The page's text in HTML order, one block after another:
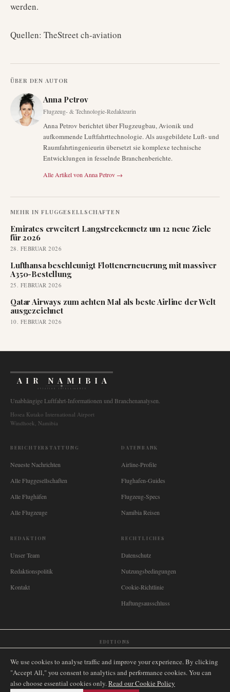
werden.
Quellen: TheStreet ch-aviation
ÜBER DEN AUTOR
Anna Petrov
Flugzeug- & Technologie-Redakteurin
Anna Petrov berichtet über Flugzeugbau, Avionik und
aufkommende Luftfahrttechnologie. Als ausgebildete Luft- und
Raumfahrtingenieurin übersetzt sie komplexe technische
Entwicklungen in fesselnde Branchenberichte.
Alle Artikel von Anna Petrov →
MEHR IN FLUGGESELLSCHAFTEN
Emirates erweitert Langstreckennetz um 12 neue Ziele
für 2026
28. FEBRUAR 2026
Lufthansa beschleunigt Flottenerneuerung mit massiver
A350-Bestellung
25. FEBRUAR 2026
Qatar Airways zum achten Mal als beste Airline der Welt
ausgezeichnet
10. FEBRUAR 2026
AIR NAMIBIA
AVIATION INTELLIGENCE
Unabhängige Luftfahrt-Informationen und Branchenanalysen.
Hosea Kutako International Airport
Windhoek, Namibia
BERICHTERSTATTUNG
Neueste Nachrichten
Alle Fluggesellschaften
Alle Flughäfen
Alle Flugzeuge
DATENBANK
Airline-Profile
Flughafen-Guides
Flugzeug-Specs
Namibia Reisen
REDAKTION
Unser Team
Redaktionspolitik
Kontakt
RECHTLICHES
Datenschutz
Nutzungsbedingungen
Cookie-Richtlinie
Haftungsausschluss
EDITIONS
🇿🇦 South Africa Singapore🇩🇪 Deutschland Nederland 🇫🇷 France
🇮🇹 Italia🇪🇸 España🇧🇷 Brasil🇸🇪 Sverige🇳🇴 Norge🇩🇰
We use cookies to analyse traffic and improve your experience. By clicking
"Accept All," you consent to analytics and performance cookies. You can
also choose essential cookies only.Read our Cookie Policy